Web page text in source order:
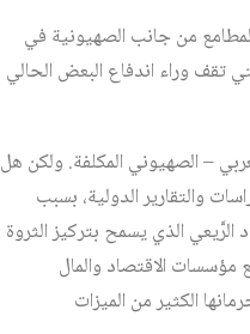
من جانب الصهيونية في
تقف وراء اندفاع البعض الحالي
– الصهيوني المكلفة. ولكن هل
والتقارير الدولية، بسبب
الرَّيعي الذي يسمح بتركيز الثروة
مؤسسات الاقتصاد والمال
الكثير من الميزات